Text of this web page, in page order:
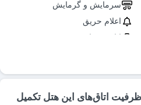
سرمایش و گرمایش
اعلام حریق
ظرفیت اتاق‌های این هتل تکمیل